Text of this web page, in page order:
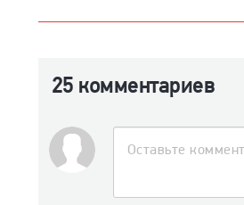
25 комментариев